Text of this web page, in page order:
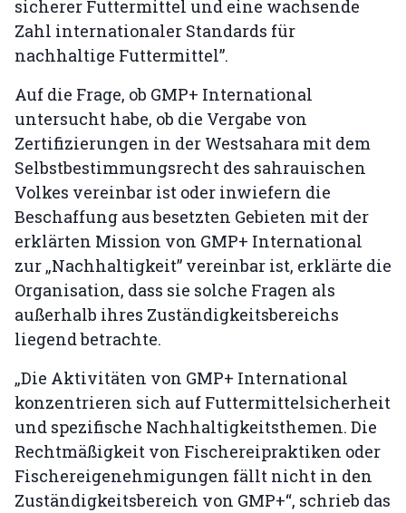
sicherer Futtermittel und eine wachsende
Zahl internationaler Standards für
nachhaltige Futtermittel”.
Auf die Frage, ob GMP+ International
untersucht habe, ob die Vergabe von
Zertifizierungen in der Westsahara mit dem
Selbstbestimmungsrecht des sahrauischen
Volkes vereinbar ist oder inwiefern die
Beschaffung aus besetzten Gebieten mit der
erklärten Mission von GMP+ International
zur „Nachhaltigkeit” vereinbar ist, erklärte die
Organisation, dass sie solche Fragen als
außerhalb ihres Zuständigkeitsbereichs
liegend betrachte.
„Die Aktivitäten von GMP+ International
konzentrieren sich auf Futtermittelsicherheit
und spezifische Nachhaltigkeitsthemen. Die
Rechtmäßigkeit von Fischereipraktiken oder
Fischereigenehmigungen fällt nicht in den
Zuständigkeitsbereich von GMP+“, schrieb das